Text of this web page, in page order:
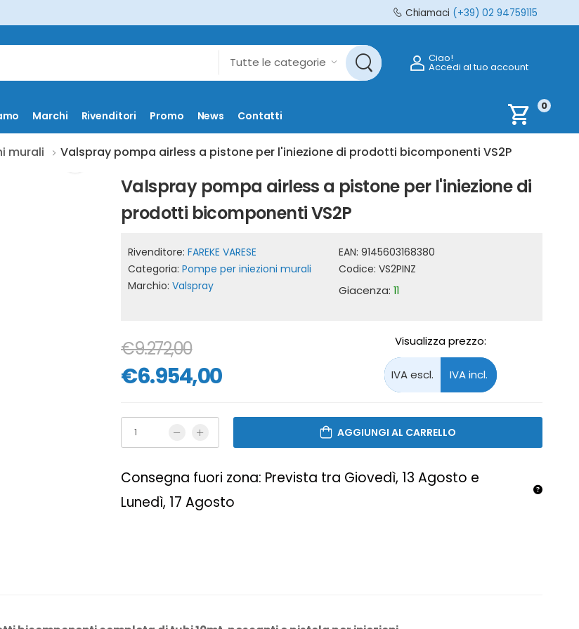
Chiamaci (+39) 02 94759115
Ciao!
Accedi al tuo account
Marchi Rivenditori Promo News Contatti shopping_cart 0
murali Valspray pompa airless a pistone per l'iniezione di prodotti bicomponenti VS2P
Valspray pompa airless a pistone per l'iniezione di
prodotti bicomponenti VS2P
Rivenditore: FAREKE VARESE
Categoria: Pompe per iniezioni murali
Marchio: Valspray
EAN: 9145603168380
Codice: VS2PINZ
Giacenza: 11
€9.272,00
€6.954,00
Visualizza prezzo:
AGGIUNGI AL CARRELLO
Consegna fuori zona: Prevista tra Giovedì, 13 Agosto e
Lunedì, 17 Agosto